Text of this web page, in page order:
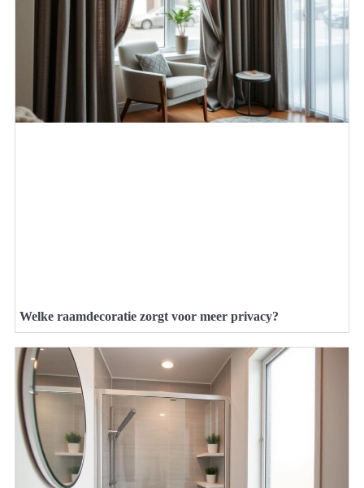
Welke raamdecoratie zorgt voor meer privacy?